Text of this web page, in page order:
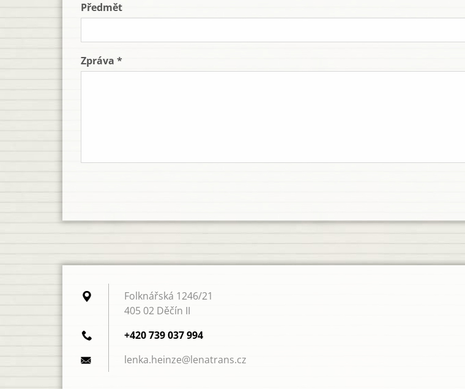
Předmět
Zpráva *
Folknářská 1246/21
405 02 Děčín II
+420 739 037 994
lenka.heinze@lenatrans.cz